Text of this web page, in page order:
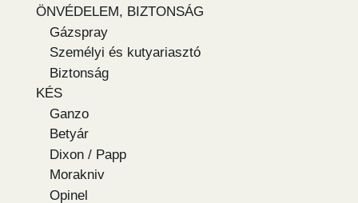
ÖNVÉDELEM, BIZTONSÁG
Gázspray
Személyi és kutyariasztó
Biztonság
KÉS
Ganzo
Betyár
Dixon / Papp
Morakniv
Opinel